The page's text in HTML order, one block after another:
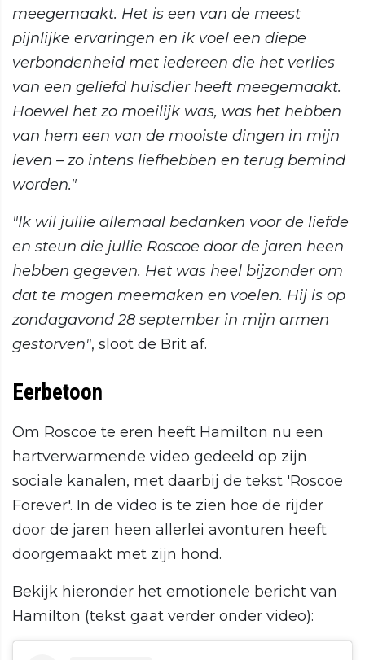
meegemaakt. Het is een van de meest
pijnlijke ervaringen en ik voel een diepe
verbondenheid met iedereen die het verlies
van een geliefd huisdier heeft meegemaakt.
Hoewel het zo moeilijk was, was het hebben
van hem een van de mooiste dingen in mijn
leven – zo intens liefhebben en terug bemind
worden."
"Ik wil jullie allemaal bedanken voor de liefde
en steun die jullie Roscoe door de jaren heen
hebben gegeven. Het was heel bijzonder om
dat te mogen meemaken en voelen. Hij is op
zondagavond 28 september in mijn armen
gestorven", sloot de Brit af.
Eerbetoon
Om Roscoe te eren heeft Hamilton nu een
hartverwarmende video gedeeld op zijn
sociale kanalen, met daarbij de tekst 'Roscoe
Forever'. In de video is te zien hoe de rijder
door de jaren heen allerlei avonturen heeft
doorgemaakt met zijn hond.
Bekijk hieronder het emotionele bericht van
Hamilton (tekst gaat verder onder video):